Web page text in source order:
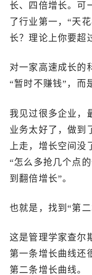
长、四倍增长。可
了行业第一，“天
长？理论上你要超
对一家高速成长的
“暂时不赚钱”，而
我见过很多企业，
业务太好了，做到
上走，增长空间
“怎么多抢几个点
到翻倍增长”。
也就是，找到“第二
这是管理学家查尔
第一条增长曲线还
第二条增长曲线。